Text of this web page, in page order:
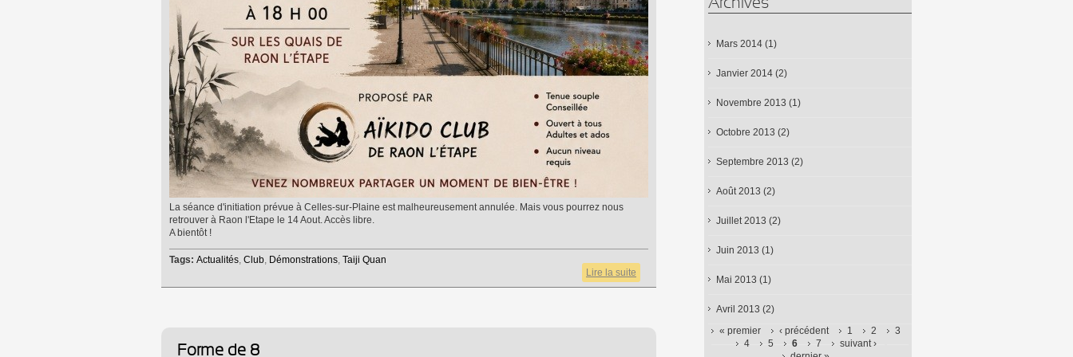
La séance d'initiation prévue à Celles-sur-Plaine est malheureusement annulée. Mais vous pourrez nous
retrouver à Raon l'Etape le 14 Aout. Accès libre.
A bientôt !
Tags: Actualités, Club, Démonstrations, Taiji Quan
Lire la suite
Annulation
Forme de 8
Archives
Mars 2014 (1)
Janvier 2014 (2)
Novembre 2013 (1)
Octobre 2013 (2)
Septembre 2013 (2)
Août 2013 (2)
Juillet 2013 (2)
Juin 2013 (1)
Mai 2013 (1)
Avril 2013 (2)
Pages
« premier ‹ précédent 1 2
3
4
5 6 7
suivant ›